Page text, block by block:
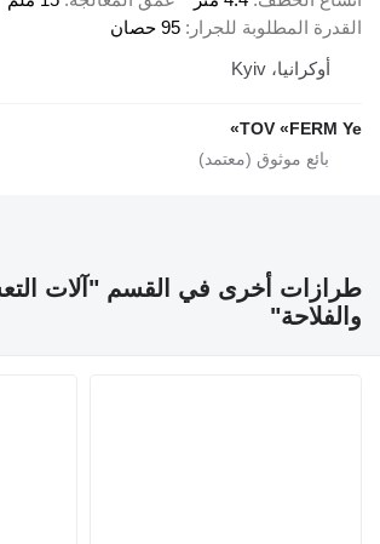
المطلوبة للجرار 95 حصان
أوكرانيا، Kyiv
TOV
أخرى في القسم "آلات التعشيب